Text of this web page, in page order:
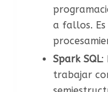
a fallos.
Spark SQL:
trabajar